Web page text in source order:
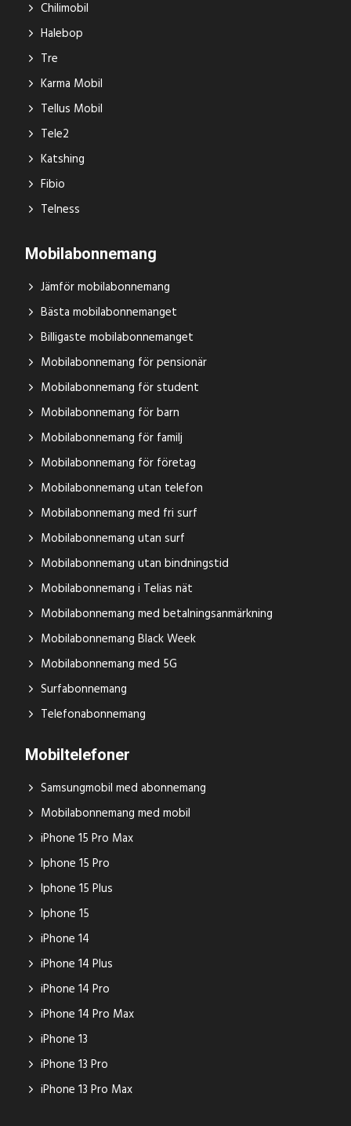
Chilimobil
Halebop
Tre
Karma Mobil
Tellus Mobil
Tele2
Katshing
Fibio
Telness
Mobilabonnemang
Jämför mobilabonnemang
Bästa mobilabonnemanget
Billigaste mobilabonnemanget
Mobilabonnemang för pensionär
Mobilabonnemang för student
Mobilabonnemang för barn
Mobilabonnemang för familj
Mobilabonnemang för företag
Mobilabonnemang utan telefon
Mobilabonnemang med fri surf
Mobilabonnemang utan surf
Mobilabonnemang utan bindningstid
Mobilabonnemang i Telias nät
Mobilabonnemang med betalningsanmärkning
Mobilabonnemang Black Week
Mobilabonnemang med 5G
Surfabonnemang
Telefonabonnemang
Mobiltelefoner
Samsungmobil med abonnemang
Mobilabonnemang med mobil
iPhone 15 Pro Max
Iphone 15 Pro
Iphone 15 Plus
Iphone 15
iPhone 14
iPhone 14 Plus
iPhone 14 Pro
iPhone 14 Pro Max
iPhone 13
iPhone 13 Pro
iPhone 13 Pro Max